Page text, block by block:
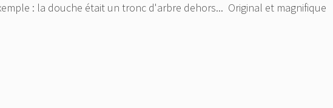
: la douche était un tronc d'arbre dehors... Original et magnifique